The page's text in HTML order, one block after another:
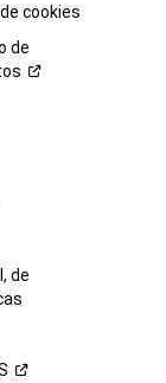
cookies
de
de